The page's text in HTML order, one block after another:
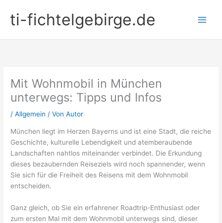
Inhalt
springenti-fichtelgebirge.de
Mit Wohnmobil in München
unterwegs: Tipps und Infos
/Allgemein / VonAutor
München liegt im Herzen Bayerns und ist eine Stadt, die reiche
Geschichte, kulturelle Lebendigkeit und atemberaubende
Landschaften nahtlos miteinander verbindet. Die Erkundung
dieses bezaubernden Reiseziels wird noch spannender, wenn
Sie sich für die Freiheit des Reisens mit dem Wohnmobil
entscheiden.
Ganz gleich, ob Sie ein erfahrener Roadtrip-Enthusiast oder
zum ersten Mal mit dem Wohnmobil unterwegs sind, dieser